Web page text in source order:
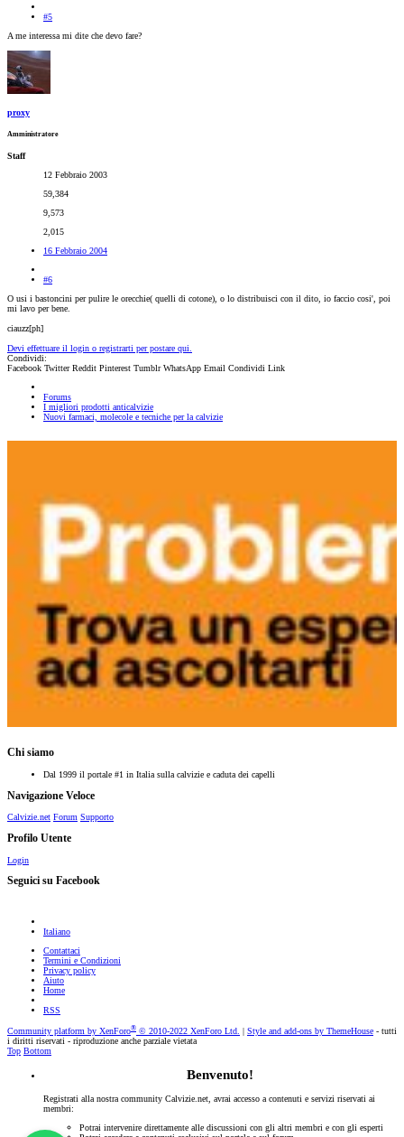
#5
A me interessa mi dite che devo fare?
proxy
Amministratore
Staff
12 Febbraio 2003
59,384
9,573
2,015
16 Febbraio 2004
#6
O usi i bastoncini per pulire le orecchie( quelli di cotone), o lo distribuisci con il dito, io faccio cosi', poi
mi lavo per bene.
ciauzz[ph]
Devi effettuare il login o registrarti per postare qui.
Condividi:
Facebook Twitter Reddit Pinterest Tumblr WhatsApp Email Condividi Link
Forums
I migliori prodotti anticalvizie
Nuovi farmaci, molecole e tecniche per la calvizie
Chi siamo
Dal 1999 il portale #1 in Italia sulla calvizie e caduta dei capelli
Navigazione Veloce
Calvizie.net Forum Supporto
Profilo Utente
Login
Seguici su Facebook
Italiano
Contattaci
Termini e Condizioni
Privacy policy
Aiuto
Home
RSS
Community platform by XenForo® © 2010-2022 XenForo Ltd. Style and add-ons by ThemeHouse - tutti
i diritti riservati - riproduzione anche parziale vietata
Top Bottom
Benvenuto!
Registrati alla nostra community Calvizie.net, avrai accesso a contenuti e servizi riservati ai
membri:
Potrai intervenire direttamente alle discussioni con gli altri membri e con gli esperti